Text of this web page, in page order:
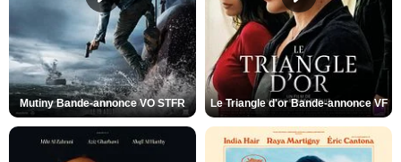
Mutiny Bande-annonce VO STFR Le Triangle d'or Bande-annonce VF